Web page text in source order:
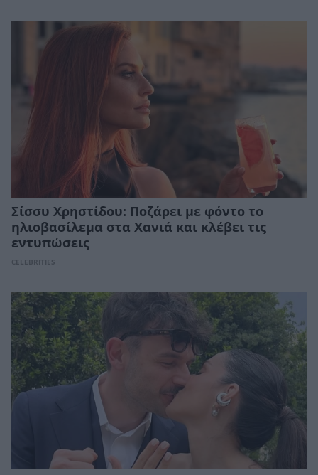
Σίσσυ Χρηστίδου: Ποζάρει με φόντο το
ηλιοβασίλεμα στα Χανιά και κλέβει τις
εντυπώσεις
CELEBRITIES